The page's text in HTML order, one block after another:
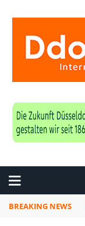
BREAKING NEWS